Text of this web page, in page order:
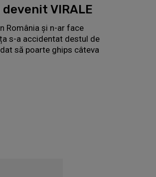
VIRALE
România și n-ar face
s-a accidentat destul de
să poarte ghips câteva